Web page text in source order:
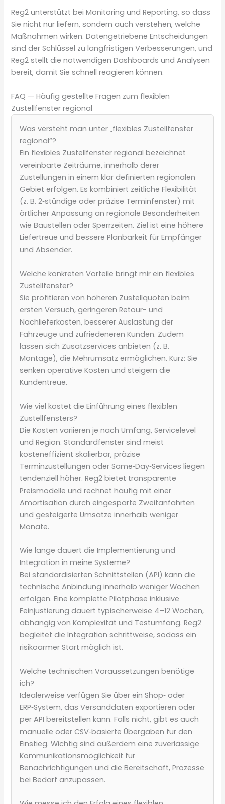
Reg2 unterstützt bei Monitoring und Reporting, so dass
Sie nicht nur liefern, sondern auch verstehen, welche
Maßnahmen wirken. Datengetriebene Entscheidungen
sind der Schlüssel zu langfristigen Verbesserungen, und
Reg2 stellt die notwendigen Dashboards und Analysen
bereit, damit Sie schnell reagieren können.
FAQ — Häufig gestellte Fragen zum flexiblen
Zustellfenster regional
Was versteht man unter „flexibles Zustellfenster
regional“?
Ein flexibles Zustellfenster regional bezeichnet
vereinbarte Zeiträume, innerhalb derer
Zustellungen in einem klar definierten regionalen
Gebiet erfolgen. Es kombiniert zeitliche Flexibilität
(z. B. 2‑stündige oder präzise Terminfenster) mit
örtlicher Anpassung an regionale Besonderheiten
wie Baustellen oder Sperrzeiten. Ziel ist eine höhere
Liefertreue und bessere Planbarkeit für Empfänger
und Absender.
Welche konkreten Vorteile bringt mir ein flexibles
Zustellfenster?
Sie profitieren von höheren Zustellquoten beim
ersten Versuch, geringeren Retour- und
Nachlieferkosten, besserer Auslastung der
Fahrzeuge und zufriedeneren Kunden. Zudem
lassen sich Zusatzservices anbieten (z. B.
Montage), die Mehrumsatz ermöglichen. Kurz: Sie
senken operative Kosten und steigern die
Kundentreue.
Wie viel kostet die Einführung eines flexiblen
Zustellfensters?
Die Kosten variieren je nach Umfang, Servicelevel
und Region. Standardfenster sind meist
kosteneffizient skalierbar, präzise
Terminzustellungen oder Same‑Day‑Services liegen
tendenziell höher. Reg2 bietet transparente
Preismodelle und rechnet häufig mit einer
Amortisation durch eingesparte Zweitanfahrten
und gesteigerte Umsätze innerhalb weniger
Monate.
Wie lange dauert die Implementierung und
Integration in meine Systeme?
Bei standardisierten Schnittstellen (API) kann die
technische Anbindung innerhalb weniger Wochen
erfolgen. Eine komplette Pilotphase inklusive
Feinjustierung dauert typischerweise 4–12 Wochen,
abhängig von Komplexität und Testumfang. Reg2
begleitet die Integration schrittweise, sodass ein
risikoarmer Start möglich ist.
Welche technischen Voraussetzungen benötige
ich?
Idealerweise verfügen Sie über ein Shop‑ oder
ERP‑System, das Versanddaten exportieren oder
per API bereitstellen kann. Falls nicht, gibt es auch
manuelle oder CSV‑basierte Übergaben für den
Einstieg. Wichtig sind außerdem eine zuverlässige
Kommunikationsmöglichkeit für
Benachrichtigungen und die Bereitschaft, Prozesse
bei Bedarf anzupassen.